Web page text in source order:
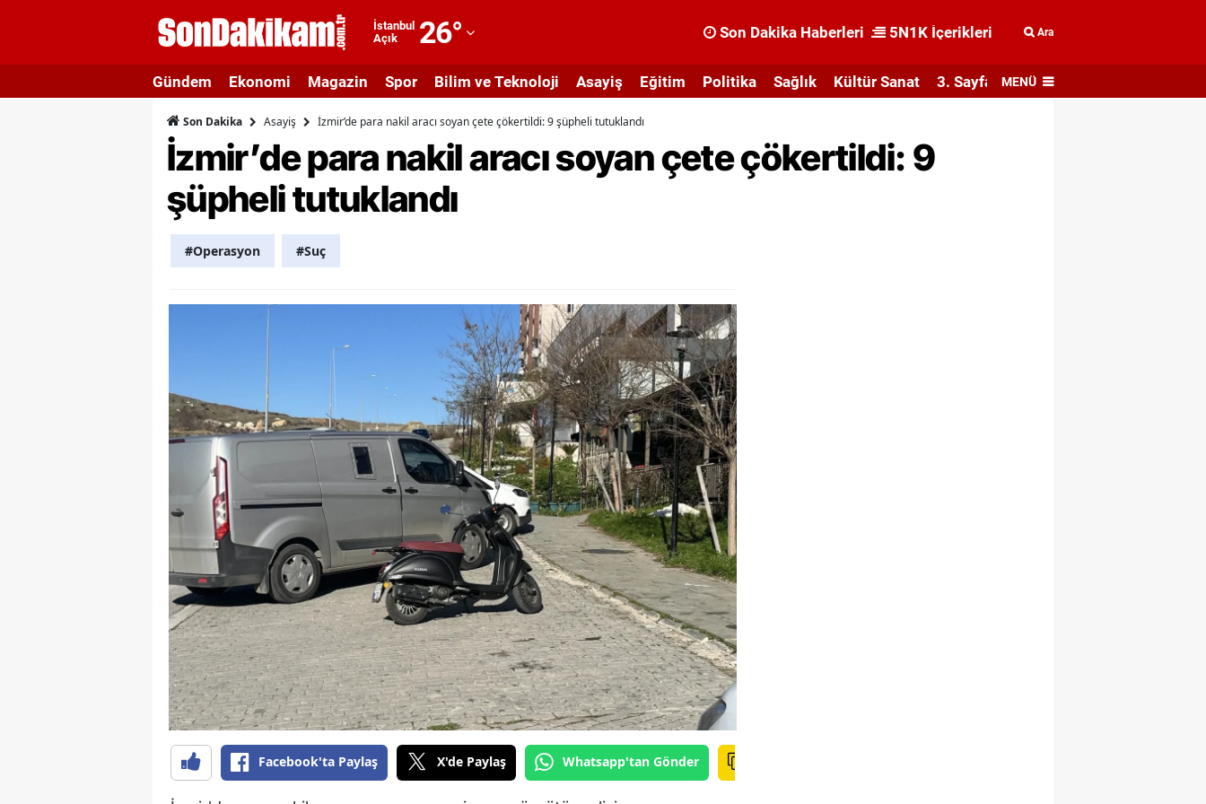
İstanbul
Açık
26°
Adıyaman
Afyonkarahisar
Ağrı
Amasya
Bilecik
Bingöl
Bitlis
Bolu
Burdur
Bursa
Çanakkale
Çankırı
Çorum
Denizli
Son Dakika Haberleri 5N1K İçerikleri Ara
Gündem Ekonomi Magazin Spor Bilim ve Teknoloji Asayiş Eğitim Politika Sağlık Kültür Sanat 3. Sayfa MENÜ
Son Dakika Asayiş İzmir’de para nakil aracı soyan çete çökertildi: 9 şüpheli tutuklandı
İzmir’de para nakil aracı soyan çete çökertildi: 9
şüpheli tutuklandı
#Operasyon #Suç
Facebook'ta Paylaş X'de Paylaş Whatsapp'tan Gönder